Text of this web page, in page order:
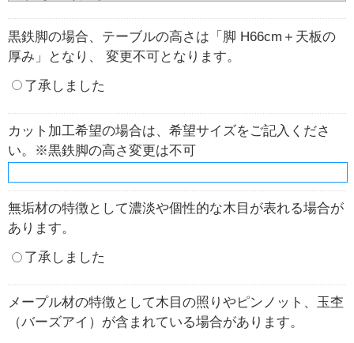
黒鉄脚の場合、テーブルの高さは「脚 H66cm＋天板の
厚み」となり、 変更不可となります。
了承しました
カット加工希望の場合は、希望サイズをご記入くださ
い。※黒鉄脚の高さ変更は不可
無垢材の特徴として濃淡や個性的な木目が表れる場合が
あります。
了承しました
メープル材の特徴として木目の照りやピンノット、玉杢
（バーズアイ）が含まれている場合があります。